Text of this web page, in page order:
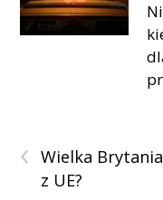
‹
Wielka
z UE?